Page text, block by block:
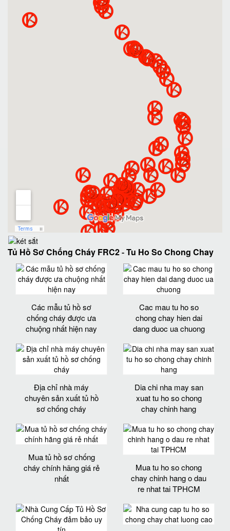
Tủ Hồ Sơ Chống Cháy FRC2-Tu Ho So Chong Chay
Các mẫu tủ hồ sơ
chống cháy được ưa
chuộng nhất hiện nay
Cac mau tu ho so
chong chay hien dai
dang duoc ua chuong
Địa chỉ nhà máy
chuyên sản xuất tủ hồ
sơ chống cháy
Dia chi nha may san
xuat tu ho so chong
chay chinh hang
Mua tủ hồ sơ chống
cháy chính hãng giá rẻ
nhất
Mua tu ho so chong
chay chinh hang o dau
re nhat tai TPHCM